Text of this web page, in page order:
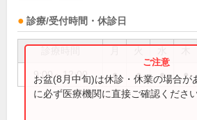
診療/受付時間・休診日
9:00～12:00 ● ● ● ●
お盆(8月中旬)は休診・休業の場合が
に必ず医療機関に直接ご確認ください